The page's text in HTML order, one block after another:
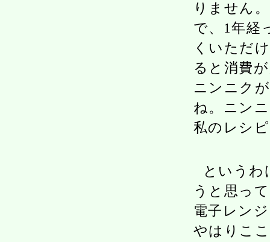
りません
で、1年経
くいただ
ると消費
ニンニク
ね。ニン
私のレシ
というわ
うと思っ
電子レン
やはりこ